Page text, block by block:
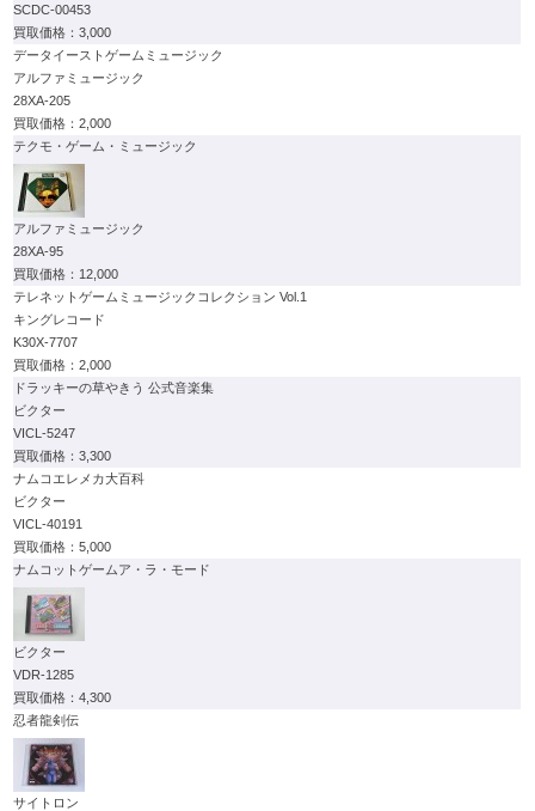
SCDC-00453
3,000
データイーストゲームミュージック
アルファミュージック
28XA-205
2,000
テクモ・ゲーム・ミュージック
アルファミュージック
28XA-95
12,000
テレネットゲームミュージックコレクション Vol.1
キングレコード
K30X-7707
2,000
ドラッキーの草やきう 公式音楽集
ビクター
VICL-5247
3,300
ナムコエレメカ大百科
ビクター
VICL-40191
5,000
ナムコットゲームア・ラ・モード
ビクター
VDR-1285
4,300
忍者龍剣伝
サイトロン